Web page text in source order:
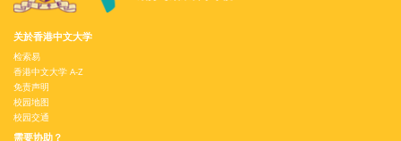
关於香港中文大学
检索易
香港中文大学 A-Z
免责声明
校园地图
校园交通
需要协助？